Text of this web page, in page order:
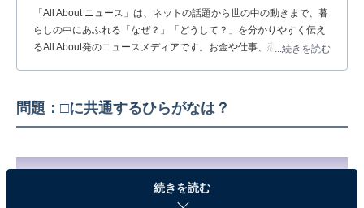
「All About ニュース」は、ネットの話題から世の中の動きまで、暮
らしの中にあふれる「なぜ？」「どうして？」を分かりやすく伝え
るAll About発のニュースメディアです。お金や仕事、恋愛、ITに関
...続きを読む
問題：□に共通するひらがなは？
続きを読む